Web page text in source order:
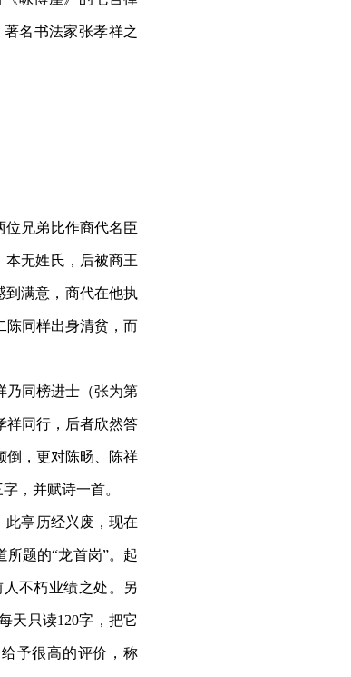
名书法家张孝祥之
位兄弟比作商代名臣
本无姓氏，后被商王
满意，商代在他执
陈同样出身清贫，而
同榜进士（张为第
祥同行，后者欣然答
倒，更对陈旸、陈祥
，并赋诗一首。
此亭历经兴废，现在
所题的“龙首岗”。起
不朽业绩之处。另
天只读120字，把它
予很高的评价，称